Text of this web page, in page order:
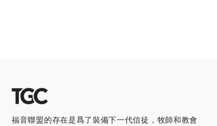
福音聯盟的存在是爲了裝備下一代信徒，牧師和教會